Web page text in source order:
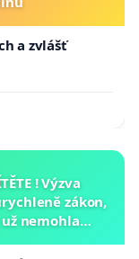
a zvlášť
! Výzva
zákon,
nemohla